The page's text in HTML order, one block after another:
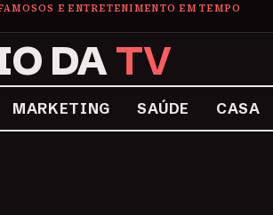
E ENTRETENIMENTO EM TEMPO
DATV
MARKETING SAÚDE CASA